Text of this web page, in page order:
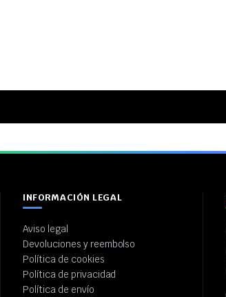
INFORMACIÓN LEGAL
Aviso legal
Devoluciones y reembolso
Política de cookies
Política de privacidad
Política de envío